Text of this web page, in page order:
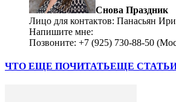
Снова Праздник
Лицо для контактов: Панасьян
Напишите мне:
Позвоните: +7 (925) 730-88-50
ЧТО ЕЩЕ ПОЧИТАТЬЕЩЕ